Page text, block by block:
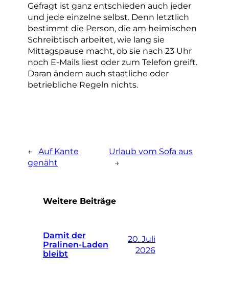
Gefragt ist ganz entschieden auch jeder
und jede einzelne selbst. Denn letztlich
bestimmt die Person, die am heimischen
Schreibtisch arbeitet, wie lang sie
Mittagspause macht, ob sie nach 23 Uhr
noch E-Mails liest oder zum Telefon greift.
Daran ändern auch staatliche oder
betriebliche Regeln nichts.
← Auf Kante
genäht
Urlaub vom Sofa aus
→
Weitere Beiträge
Damit der
Pralinen-Laden
bleibt
20. Juli
2026